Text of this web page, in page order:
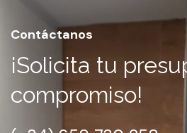
Contáctanos
¡Solicita tu
compromiso!